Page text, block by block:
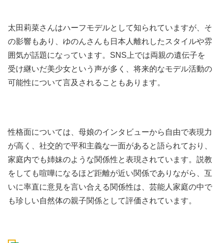
太田莉菜さんはハーフモデルとして知られていますが、そ
の影響もあり、ゆのんさんも日本人離れしたスタイルや雰
囲気が話題になっています。SNS上では両親の遺伝子を
受け継いだ美少女という声が多く、将来的なモデル活動の
可能性について言及されることもあります。
性格面については、母娘のインタビューから自由で表現力
が高く、社交的で平和主義な一面があると語られており、
家庭内でも姉妹のような関係性と表現されています。説教
をしても喧嘩になるほど距離が近い関係でありながら、互
いに率直に意見を言い合える関係性は、芸能人家庭の中で
も珍しい自然体の親子関係として評価されています。